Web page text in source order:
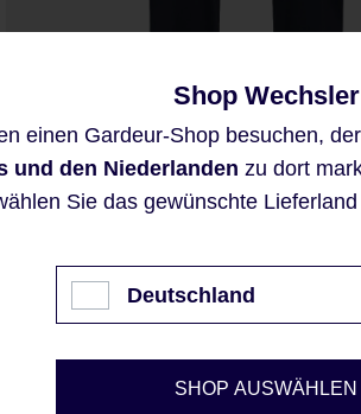
Shop Wechsler
einen Gardeur-Shop besuchen, der
und den Niederlanden zu dort
Sie das gewünschte
Deutschland
SHOP AUSWÄHLEN
Diese Website verwendet
um eine bestmögliche
bieten zu können.
Konfigurieren